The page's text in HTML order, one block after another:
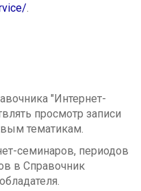
"Интернет-
просмотр записи
тематикам.
семинаров, периодов
в Справочник